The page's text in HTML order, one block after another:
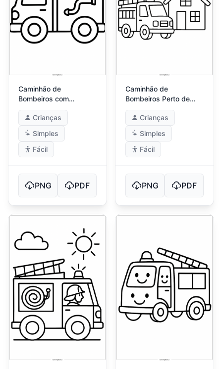
Caminhão de
Bombeiros com
Contornos Marcantes
Crianças
Simples
Fácil
PNG PDF
Caminhão de
Bombeiros Perto de
Casa em Chamas
Crianças
Simples
Fácil
PNG PDF